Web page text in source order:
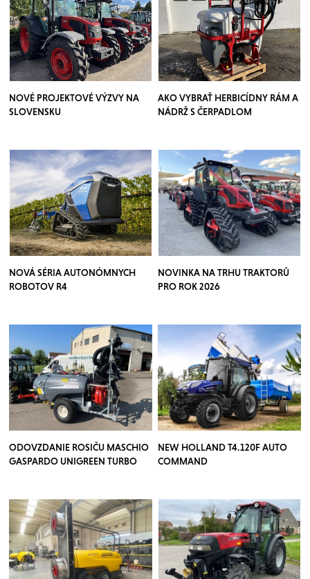
NOVÉ PROJEKTOVÉ VÝZVY NA
SLOVENSKU
AKO VYBRAŤ HERBICÍDNY RÁM A
NÁDRŽ S ČERPADLOM
NOVÁ SÉRIA AUTONÓMNYCH
ROBOTOV R4
NOVINKA NA TRHU TRAKTORŮ
PRO ROK 2026
ODOVZDANIE ROSIČU MASCHIO
GASPARDO UNIGREEN TURBO
NEW HOLLAND T4.120F AUTO
COMMAND